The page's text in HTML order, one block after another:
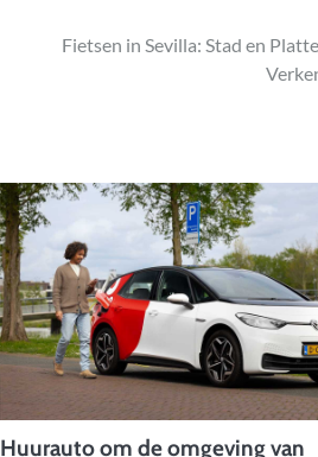
Fietsen in Sevilla: Stad en
Huurauto om de omgeving van